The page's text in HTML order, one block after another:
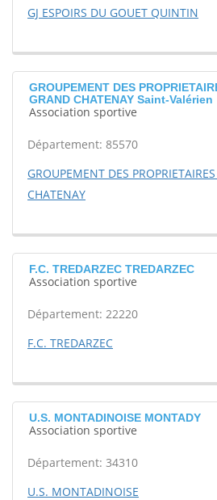
GJ ESPOIRS DU GOUET QUINTIN
GROUPEMENT DES
GRAND CHATENAY Saint-Valérien
Association sportive
Département: 85570
GROUPEMENT DES
CHATENAY
F.C. TREDARZEC TREDARZEC
Association sportive
Département: 22220
F.C. TREDARZEC
U.S. MONTADINOISE MONTADY
Association sportive
Département: 34310
U.S. MONTADINOISE